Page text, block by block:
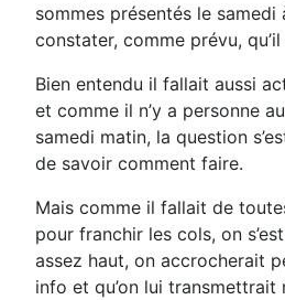
sommes présentés le samedi
constater, comme prévu,
Bien entendu il fallait aussi
et comme il n’y a personne
samedi matin, la question
de savoir comment faire.
Mais comme il fallait de
pour franchir les cols, on
assez haut, on accrocherait
info et qu’on lui